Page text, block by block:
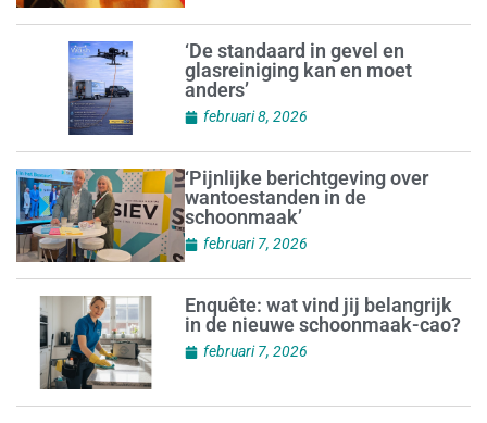
‘De standaard in gevel en
glasreiniging kan en moet
anders’
februari 8, 2026
‘Pijnlijke berichtgeving over
wantoestanden in de
schoonmaak’
februari 7, 2026
Enquête: wat vind jij belangrijk
in de nieuwe schoonmaak-cao?
februari 7, 2026